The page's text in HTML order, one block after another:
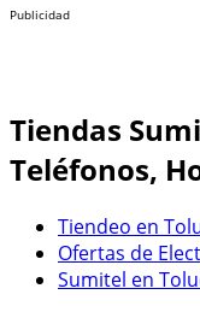
Publicidad
Tiendas
Teléfonos,
Tiendeo en
Ofertas de
Sumitel en